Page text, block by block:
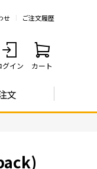
せ ご注文履歴
グイン カート
文